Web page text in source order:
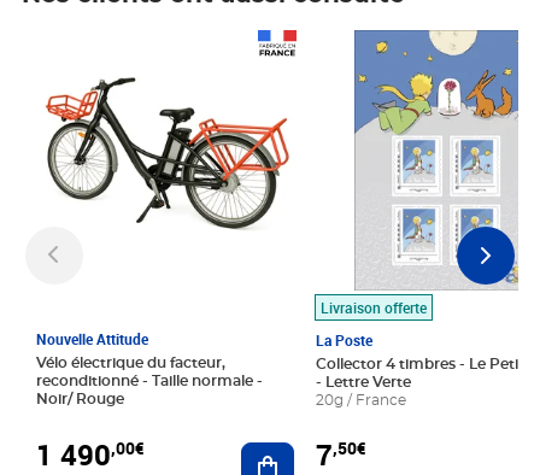
Nouvelle Attitude
Vélo électrique du facteur,
reconditionné - Taille normale -
Noir/ Rouge
1 490,00€ Ajouter au panier
Livraison offerte
La Poste
Collector 4 timbres - Le Petit
- Lettre Verte
20g / France
7,50€
Prix 7,50€